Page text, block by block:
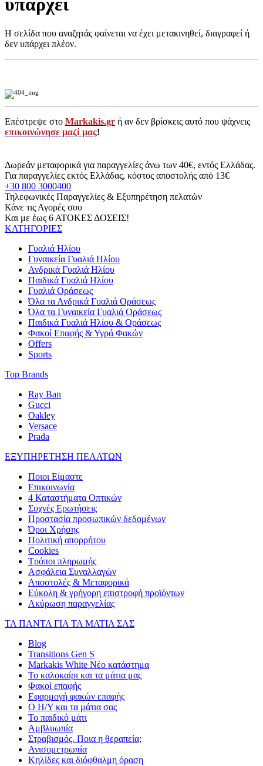
υπάρχει
Η σελίδα που αναζητάς φαίνεται να έχει μετακινηθεί, διαγραφεί ή
δεν υπάρχει πλέον.
Επέστρεψε στο Markakis.gr ή αν δεν βρίσκεις αυτό που ψάχνεις
επικοινώνησε μαζί μας!
Δωρεάν μεταφορικά για παραγγελίες άνω των 40€, εντός Ελλάδας.
Για παραγγελίες εκτός Ελλάδας, κόστος αποστολής από 13€
+30 800 3000400
Τηλεφωνικές Παραγγελίες & Εξυπηρέτηση πελατών
Κάνε τις Αγορές σου
Και με έως 6 ΑΤΟΚΕΣ ΔΟΣΕΙΣ!
ΚΑΤΗΓΟΡΙΕΣ
Γυαλιά Ηλίου
Γυναικεία Γυαλιά Ηλίου
Ανδρικά Γυαλιά Ηλίου
Παιδικά Γυαλιά Ηλίου
Γυαλιά Οράσεως
Όλα τα Ανδρικά Γυαλιά Οράσεως
Όλα τα Γυναικεία Γυαλιά Οράσεως
Παιδικά Γυαλιά Ηλίου & Οράσεως
Φακοί Επαφής & Υγρά Φακών
Offers
Sports
Top Brands
Ray Ban
Gucci
Oakley
Versace
Prada
ΕΞΥΠΗΡΕΤΗΣΗ ΠΕΛΑΤΩΝ
Ποιοι Είμαστε
Επικοινωνία
4 Καταστήματα Οπτικών
Συχνές Ερωτήσεις
Προστασία προσωπικών δεδομένων
Όροι Χρήσης
Πολιτική απορρήτου
Cookies
Τρόποι πληρωμής
Ασφάλεια Συναλλαγών
Αποστολές & Μεταφορικά
Εύκολη & γρήγορη επιστροφή προϊόντων
Ακύρωση παραγγελίας
ΤΑ ΠΑΝΤΑ ΓΙΑ ΤΑ ΜΑΤΙΑ ΣΑΣ
Blog
Transitions Gen S
Markakis White Νέο κατάστημα
Το καλοκαίρι και τα μάτια μας
Φακοί επαφής
Εφαρμογή φακών επαφής
Ο Η/Υ και τα μάτια σας
Το παιδικό μάτι
Αμβλυωπία
Στραβισμός. Ποια η θεραπεία;
Ανισομετρωπία
Κηλίδες και διόφθαλμη όραση